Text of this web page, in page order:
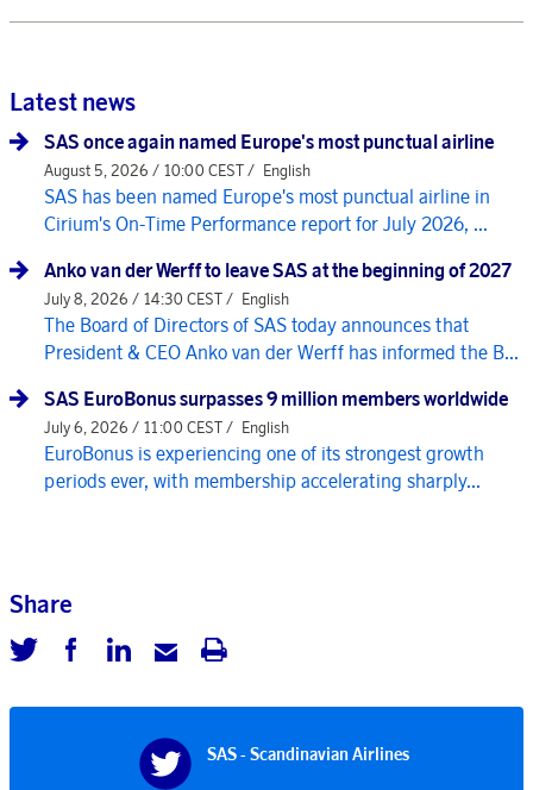
Latest news
SAS once again named Europe's most punctual airline
August 5, 2026 / 10:00 CEST / English
SAS has been named Europe's most punctual airline in
Cirium's On-Time Performance report for July 2026, ...
Anko van der Werff to leave SAS at the beginning of 2027
July 8, 2026 / 14:30 CEST / English
The Board of Directors of SAS today announces that
President & CEO Anko van der Werff has informed the B...
SAS EuroBonus surpasses 9 million members worldwide
July 6, 2026 / 11:00 CEST / English
EuroBonus is experiencing one of its strongest growth
periods ever, with membership accelerating sharply...
Share
SAS - Scandinavian Airlines